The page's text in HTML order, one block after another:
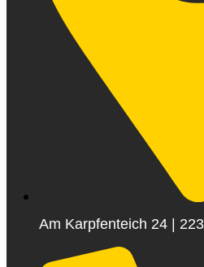
Am Karpfenteich 24 |